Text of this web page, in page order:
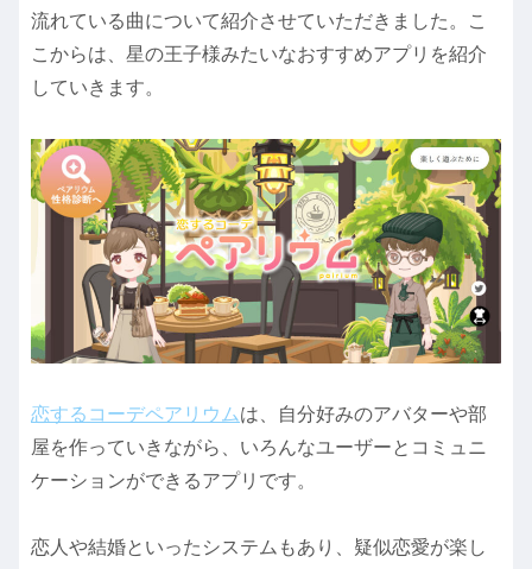
流れている曲について紹介させていただきました。こ
こからは、星の王子様みたいなおすすめアプリを紹介
していきます。
恋するコーデペアリウムは、自分好みのアバターや部
屋を作っていきながら、いろんなユーザーとコミュニ
ケーションができるアプリです。
恋人や結婚といったシステムもあり、疑似恋愛が楽し